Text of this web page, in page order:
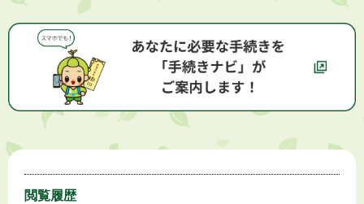
閲覧履歴